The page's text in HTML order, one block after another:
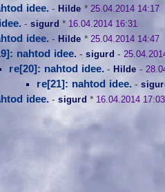
idee. - Hilde * 25.04.2014 14:17
-sigurd * 16.04.2014 16:31
idee. - Hilde * 25.04.2014 14:47
nahtod idee. -sigurd -
re[20]: nahtod idee. - Hilde -
re[21]: nahtod idee. -
idee. -sigurd * 16.04.2014 17:03